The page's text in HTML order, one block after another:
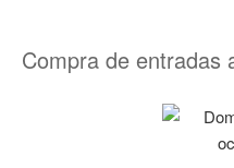
Compra de entradas